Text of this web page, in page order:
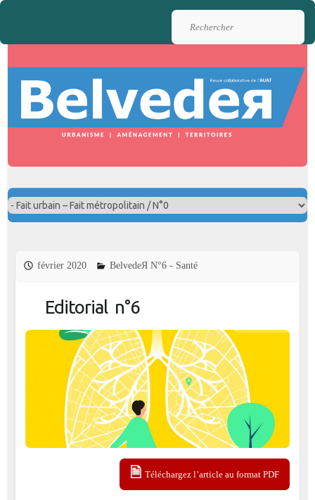
Rechercher
février 2020 BelvedeЯ N°6 - Santé
Editorial n°6
Téléchargez l’article au format PDF